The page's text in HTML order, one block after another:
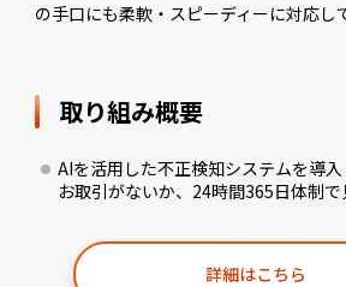
の手口にも柔軟・スピーディーに対応し
取り組み概要
AIを活用した不正検知システムを導
お取引がないか、24時間365日体制で
詳細はこちら